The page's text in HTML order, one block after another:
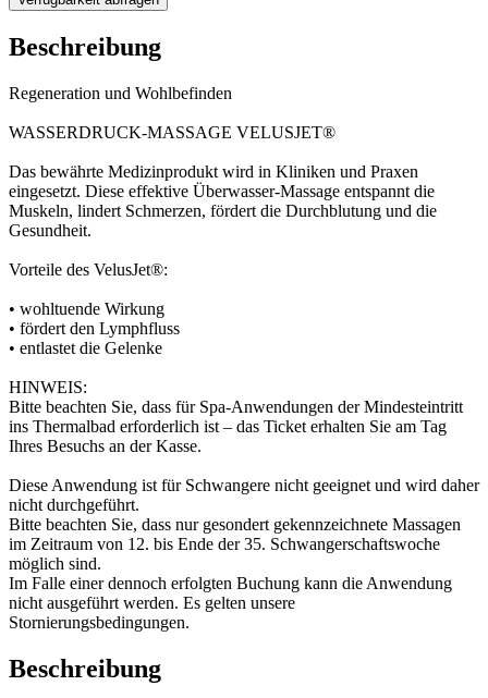
Beschreibung
Regeneration und Wohlbefinden
WASSERDRUCK-MASSAGE VELUSJET®
Das bewährte Medizinprodukt wird in Kliniken und Praxen
eingesetzt. Diese effektive Überwasser-Massage entspannt die
Muskeln, lindert Schmerzen, fördert die Durchblutung und die
Gesundheit.
Vorteile des VelusJet®:
• wohltuende Wirkung
• fördert den Lymphfluss
• entlastet die Gelenke
HINWEIS:
Bitte beachten Sie, dass für Spa-Anwendungen der Mindesteintritt
ins Thermalbad erforderlich ist – das Ticket erhalten Sie am Tag
Ihres Besuchs an der Kasse.
Diese Anwendung ist für Schwangere nicht geeignet und wird daher
nicht durchgeführt.
Bitte beachten Sie, dass nur gesondert gekennzeichnete Massagen
im Zeitraum von 12. bis Ende der 35. Schwangerschaftswoche
möglich sind.
Im Falle einer dennoch erfolgten Buchung kann die Anwendung
nicht ausgeführt werden. Es gelten unsere
Stornierungsbedingungen.
Beschreibung